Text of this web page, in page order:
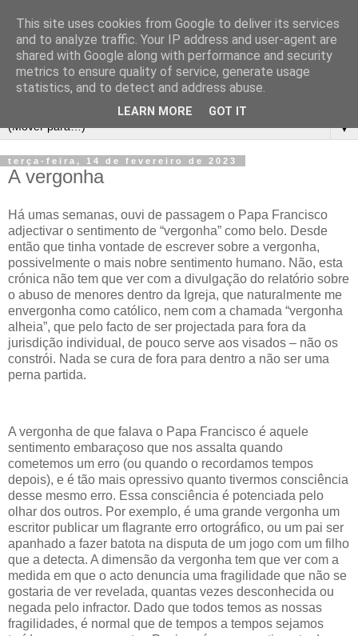
▼
terça-feira, 14 de fevereiro de 2023
A vergonha
Há umas semanas, ouvi de passagem o Papa Francisco
adjectivar o sentimento de “vergonha” como belo. Desde
então que tinha vontade de escrever sobre a vergonha,
possivelmente o mais nobre sentimento humano. Não, esta
crónica não tem que ver com a divulgação do relatório sobre
o abuso de menores dentro da Igreja, que naturalmente me
envergonha como católico, nem com a chamada “vergonha
alheia”, que pelo facto de ser projectada para fora da
jurisdição individual, de pouco serve aos visados – não os
constrói. Nada se cura de fora para dentro a não ser uma
perna partida.
A vergonha de que falava o Papa Francisco é aquele
sentimento embaraçoso que nos assalta quando
cometemos um erro (ou quando o recordamos tempos
depois), e é tão mais opressivo quanto tivermos consciência
desse mesmo erro. Essa consciência é potenciada pelo
olhar dos outros. Por exemplo, é uma grande vergonha um
escritor publicar um flagrante erro ortográfico, ou um pai ser
apanhado a fazer batota na disputa de um jogo com um filho
que a detecta. A dimensão da vergonha tem que ver com a
medida em que o acto denuncia uma fragilidade que não se
gostaria de ver revelada, quantas vezes desconhecida ou
negada pelo infractor. Dado que todos temos as nossas
fragilidades, é normal que de tempos a tempos sejamos
This site uses cookies from Google to deliver its services
and to analyze traffic. Your IP address and user-agent are
shared with Google along with performance and security
metrics to ensure quality of service, generate usage
statistics, and to detect and address abuse.
LEARN MORE GOT IT